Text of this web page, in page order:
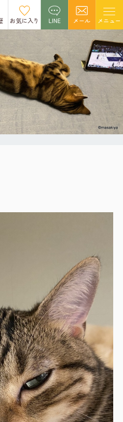
お気に入り LINE メール メニュー